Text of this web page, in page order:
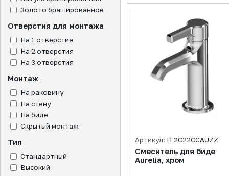
Золото брашированное
Отверстия для монтажа
На 1 отверстие
На 2 отверстия
На 3 отверстия
Монтаж
На раковину
На стену
На биде
Скрытый монтаж
Тип
Стандартный
Высокий
Артикул: IT2C22CCAUZZ
Смеситель для биде
Aurelia, хром